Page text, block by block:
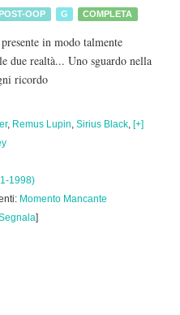
OOP G COMPLETA
in modo talmente
due realtà... Uno sguardo nella
ricordo
, Remus Lupin, Sirius Black, [+]
1998)
Momento Mancante
]